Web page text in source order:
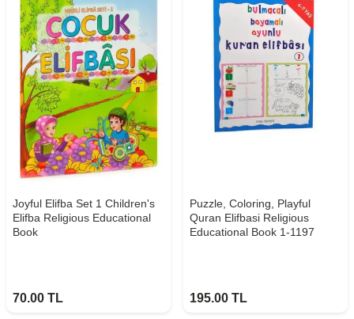
Joyful Elifba Set 1 Children's
Elifba Religious Educational
Book
70.00 TL
Puzzle, Coloring, Playful
Quran Elifbasi Religious
Educational Book 1-1197
195.00 TL